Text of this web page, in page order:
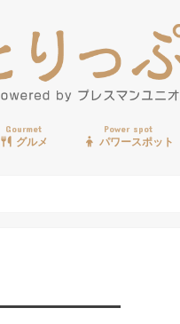
Gourmet
グルメ
Power spot
パワースポット